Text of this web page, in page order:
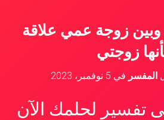
وبين زوجة عمي علاقة
زوجتي
المفسر في 5 نوفمبر، 2023
تفسير لحلمك الآن